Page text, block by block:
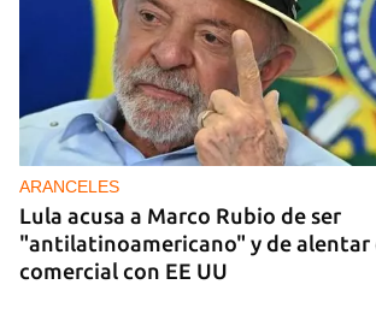
ARANCELES
Lula acusa a Marco Rubio de ser
"antilatinoamericano" y de
comercial con EE UU